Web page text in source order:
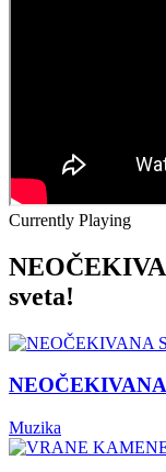
Currently Playing
sveta!
Muzika